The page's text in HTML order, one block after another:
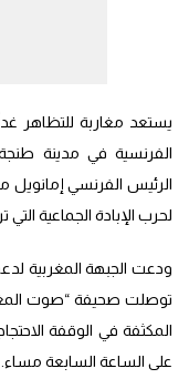
الفرنسية في مدينة
الرئيس الفرنسي إمانويل
لحرب الإبادة الجماعية التي
ودعت الجبهة المغربية
توصلت صحيفة “صوت
المكثفة في الوقفة
على الساعة السابعة مساء.